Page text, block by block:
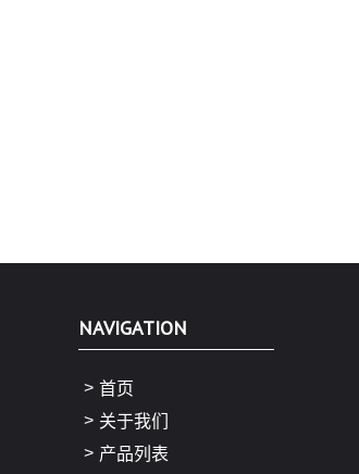
NAVIGATION
首页
关于我们
产品列表